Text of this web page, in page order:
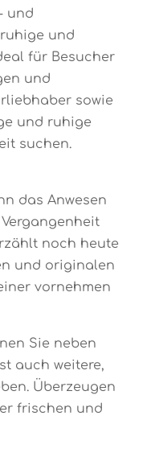
und
und
für Besucher
und
sowie
und ruhige
suchen.
das Anwesen
noch heute
und originalen
vornehmen
Sie neben
auch weitere,
Überzeugen
frischen und